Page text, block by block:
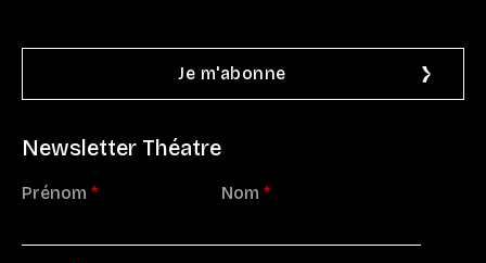
Newsletter Théatre
Prénom * Nom *